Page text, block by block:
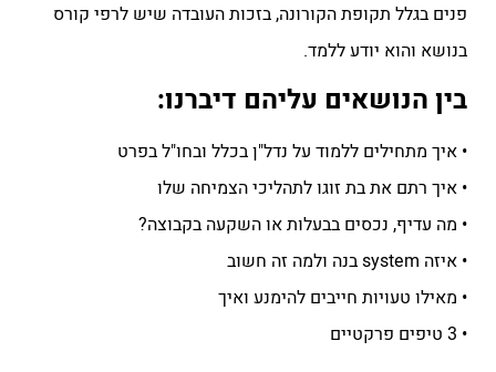
פנים בגלל תקופת הקורונה, בזכות העובדה שיש לרפי קורס
בנושא והוא יודע ללמד.
בין הנושאים עליהם דיברנו:
• איך מתחילים ללמוד על נדל"ן בכלל ובחו"ל בפרט
• איך רתם את בת זוגו לתהליכי הצמיחה שלו
• מה עדיף, נכסים בבעלות או השקעה בקבוצה?
• איזה system בנה ולמה זה חשוב
• מאילו טעויות חייבים להימנע ואיך
• 3 טיפים פרקטיים